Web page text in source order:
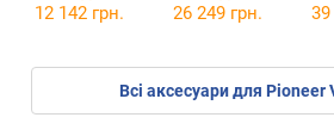
12 142 грн.
26 249 грн.
39
Всі аксесуари для Pioneer